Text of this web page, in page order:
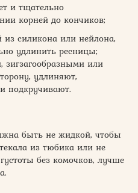
и тщательно
корней до кончиков;
силикона или нейлона,
удлинить ресницы;
зигзагообразными или
удлиняют,
подкручивают.
быть не жидкой, чтобы
из тюбика или не
без комочков, лучше